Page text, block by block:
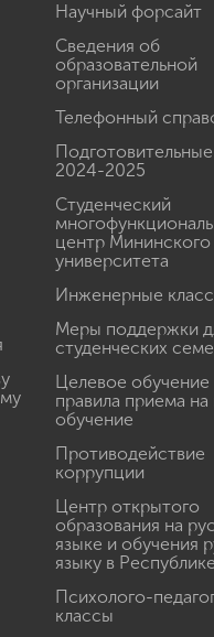
Научный форсайт
Сведения об
образовательной
организации
Телефонный
2024-2025
Студенческий
центр Мининского
университета
Инженерные
Меры поддержки
студенческих
Целевое обучение
правила приема
обучение
Противодействие
коррупции
Центр открытого
образования на
языке и обучения
языку в
Психолого-
классы